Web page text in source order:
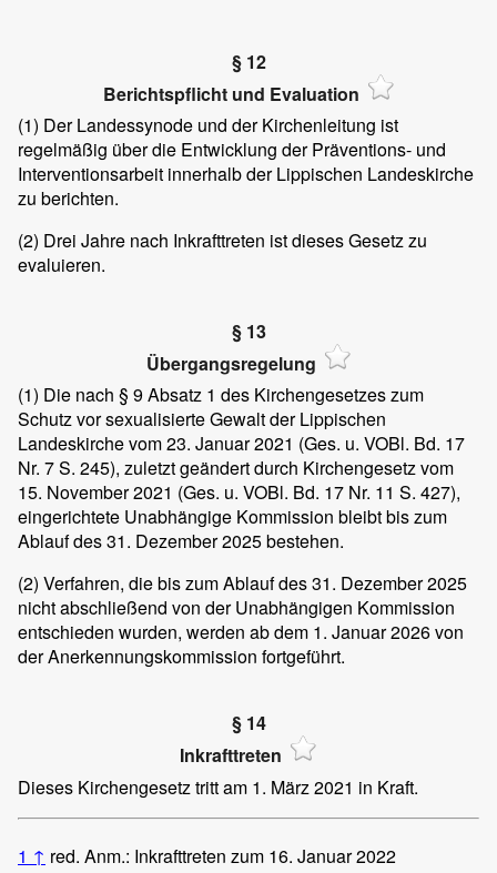
§ 12
Berichtspflicht und Evaluation
(1) Der Landessynode und der Kirchenleitung ist
regelmäßig über die Entwicklung der Präventions- und
Interventionsarbeit innerhalb der Lippischen Landeskirche
zu berichten.
(2) Drei Jahre nach Inkrafttreten ist dieses Gesetz zu
evaluieren.
§ 13
Übergangsregelung
(1) Die nach § 9 Absatz 1 des Kirchengesetzes zum
Schutz vor sexualisierte Gewalt der Lippischen
Landeskirche vom 23. Januar 2021 (Ges. u. VOBl. Bd. 17
Nr. 7 S. 245), zuletzt geändert durch Kirchengesetz vom
15. November 2021 (Ges. u. VOBl. Bd. 17 Nr. 11 S. 427),
eingerichtete Unabhängige Kommission bleibt bis zum
Ablauf des 31. Dezember 2025 bestehen.
(2) Verfahren, die bis zum Ablauf des 31. Dezember 2025
nicht abschließend von der Unabhängigen Kommission
entschieden wurden, werden ab dem 1. Januar 2026 von
der Anerkennungskommission fortgeführt.
§ 14
Inkrafttreten
Dieses Kirchengesetz tritt am 1. März 2021 in Kraft.
1 ↑ red. Anm.: Inkrafttreten zum 16. Januar 2022